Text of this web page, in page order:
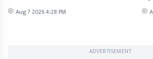
Aug 7 2026 4:28 PM
ADVERTISEMENT